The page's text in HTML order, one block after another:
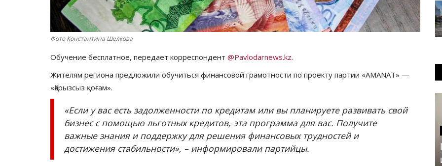
Фото Константина Шелкова
Обучение бесплатное, передает корреспондент @Pavlodarnews.kz.
Жителям региона предложили обучиться финансовой грамотности по проекту партии «AMANAT» —
«Қарызсыз қоғам».
«Если у вас есть задолженности по кредитам или вы планируете развивать свой
бизнес с помощью льготных кредитов, эта программа для вас. Получите
важные знания и поддержку для решения финансовых трудностей и
достижения стабильности», – информировали партийцы.